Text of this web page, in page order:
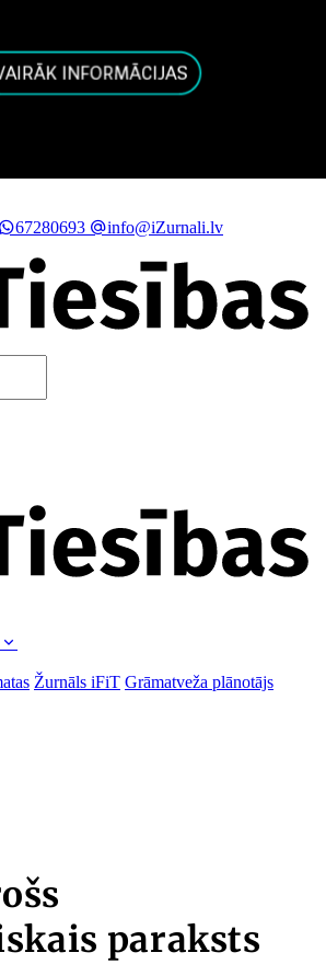
67280693
info@iZurnali.lv
Žurnāls iFiT Grāmatveža plānotājs
paraksts